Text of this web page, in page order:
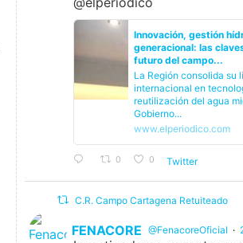
Innovación, gestión
generacional: las
futuro del campo...
La Región consolida su
internacional en
reutilización del agua
Gobierno...
www.elperiodico.com
0 0 Twitter
C.R. Campo Cartagena Retuiteado
FENACORE @FenacoreOficial ·